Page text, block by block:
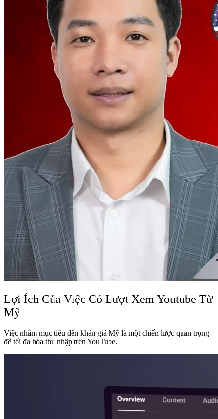
Lợi Ích Của Việc Có Lượt Xem Youtube Từ
Mỹ
Việc nhắm mục tiêu đến khán giả Mỹ là một chiến lược quan trọng
để tối đa hóa thu nhập trên YouTube.